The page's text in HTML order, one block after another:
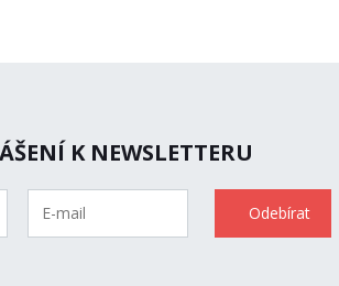
K NEWSLETTERU